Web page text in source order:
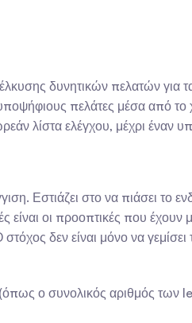
δυνητικών πελατών για
πελάτες μέσα από
λίστα ελέγχου, μέχρι
Εστιάζει στο να πιάσει
είναι οι προοπτικές που
δεν είναι μόνο να
ο συνολικός αριθμός